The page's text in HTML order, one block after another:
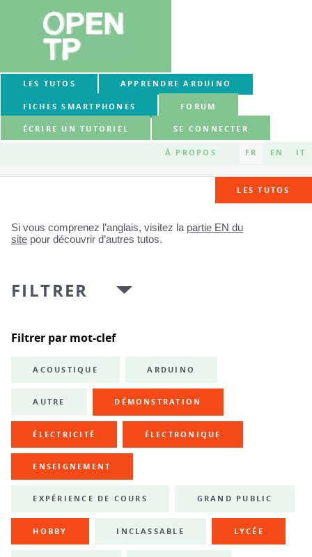
LES TUTOS APPRENDRE ARDUINO
FICHES SMARTPHONES FORUM
ÉCRIRE UN TUTORIEL SE CONNECTER
À PROPOS FR EN IT
LES TUTOS
Si vous comprenez l’anglais, visitez la partie EN du
site pour découvrir d’autres tutos.
FILTRER
Filtrer par mot-clef
ACOUSTIQUE ARDUINO
AUTRE DÉMONSTRATION
ÉLECTRICITÉ ÉLECTRONIQUE
ENSEIGNEMENT
EXPÉRIENCE DE COURS GRAND PUBLIC
HOBBY INCLASSABLE LYCÉE